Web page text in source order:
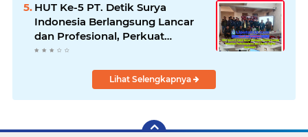
HUT Ke-5 PT. Detik Surya
Indonesia Berlangsung Lancar
dan Profesional, Perkuat
Kompetensi Wartawan
Lihat Selengkapnya